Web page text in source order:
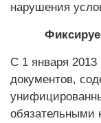
нарушения
С 1 января
документов,
обязательными